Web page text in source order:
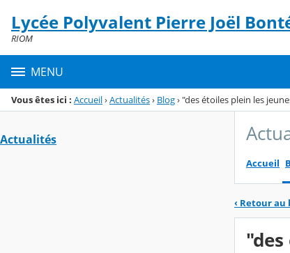
Menu de la rubrique
Contenu
Lycée Polyvalent Pierre Joël
RIOM
MENU
Vous êtes ici : Accueil›Actualités› Blog›"des étoiles plein les
Actualités
Accueil
‹ Retour au